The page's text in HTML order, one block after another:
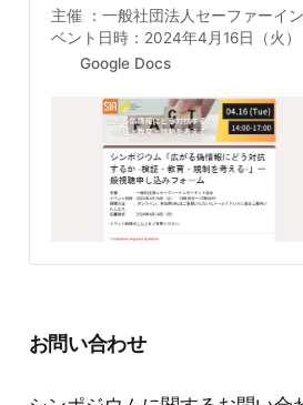
主催 ：一般社団法人セーファーイ
ベント日時：2024年4月16日（火
00分 視聴方法 ： オンライン。参
切 ：2024年4月14日（日） イベン
参照ください。
Google Docs
お問い合わせ